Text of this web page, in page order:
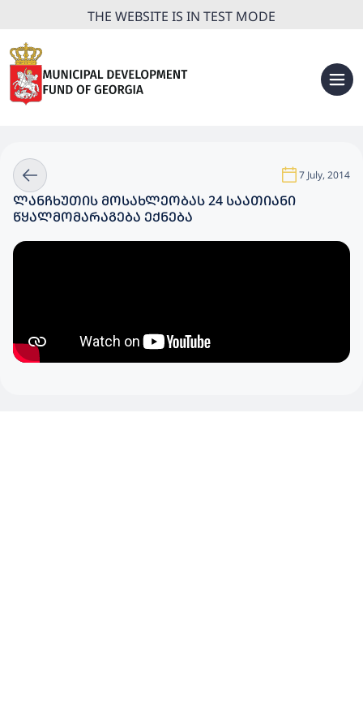
THE WEBSITE IS IN TEST MODE
7 July, 2014
ᲚᲐᲜᲩᲮᲣᲗᲘᲡ ᲛᲝᲡᲐᲮᲚᲔᲝᲑᲐᲡ 24 ᲡᲐᲐᲗᲘᲐᲜᲘ
ᲬᲧᲐᲚᲛᲝᲛᲐᲠᲐᲒᲔᲑᲐ ᲔᲥᲜᲔᲑᲐ